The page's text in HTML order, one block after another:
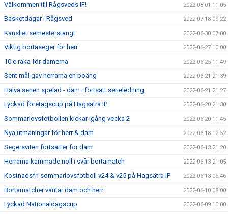
Välkommen till Rågsveds IF! 2022-08-01 11:05
Basketdagar i Rågsved 2022-07-18 09:22
Kansliet semesterstängt 2022-06-30 07:00
Viktig bortaseger för herr 2022-06-27 10:00
10:e raka för damerna 2022-06-25 11:49
Sent mål gav herrarna en poäng 2022-06-21 21:39
Halva serien spelad - dam i fortsatt serieledning 2022-06-21 21:27
Lyckad företagscup på Hagsätra IP 2022-06-20 21:30
Sommarlovsfotbollen kickar igång vecka 2 2022-06-20 11:45
Nya utmaningar för herr & dam 2022-06-18 12:52
Segersviten fortsätter för dam 2022-06-13 21:20
Herrarna kammade noll i svår bortamatch 2022-06-13 21:05
Kostnadsfri sommarlovsfotboll v24 & v25 på Hagsätra IP 2022-06-13 06:46
Bortamatcher väntar dam och herr 2022-06-10 08:00
Lyckad Nationaldagscup 2022-06-09 10:00